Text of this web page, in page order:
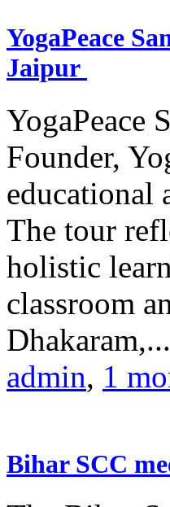
YogaPeace
Jaipur
YogaPeace
Founder,
educational
The tour
holistic
classroom
Dhakaram,...
admin, 1
Bihar SCC